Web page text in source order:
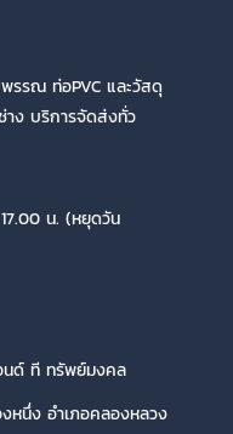
รรณ ท่อPVC และวัสดุ
าง บริการจัดส่งทั่ว
น. (หยุดวัน
นด์ ที ทรัพย์มงคล
หนึ่ง อำเภอคลองหลวง